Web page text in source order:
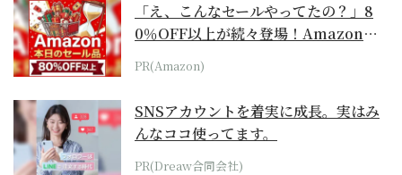
「え、こんなセールやってたの？」8
0％OFF以上が続々登場！Amazonの
本気が...
PR(Amazon)
SNSアカウントを着実に成長。実はみ
んなココ使ってます。
PR(Dreaw合同会社)